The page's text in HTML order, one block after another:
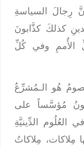
رِجالَ السياسةِ
كذلكَ كذَّابونَ
الأُممِ وفي كُلِّ
هُو الـمُشرِّعُ
مُؤسَّساً على
الدِّينيَّةِ
مِلاكات، مِلاكاتُ